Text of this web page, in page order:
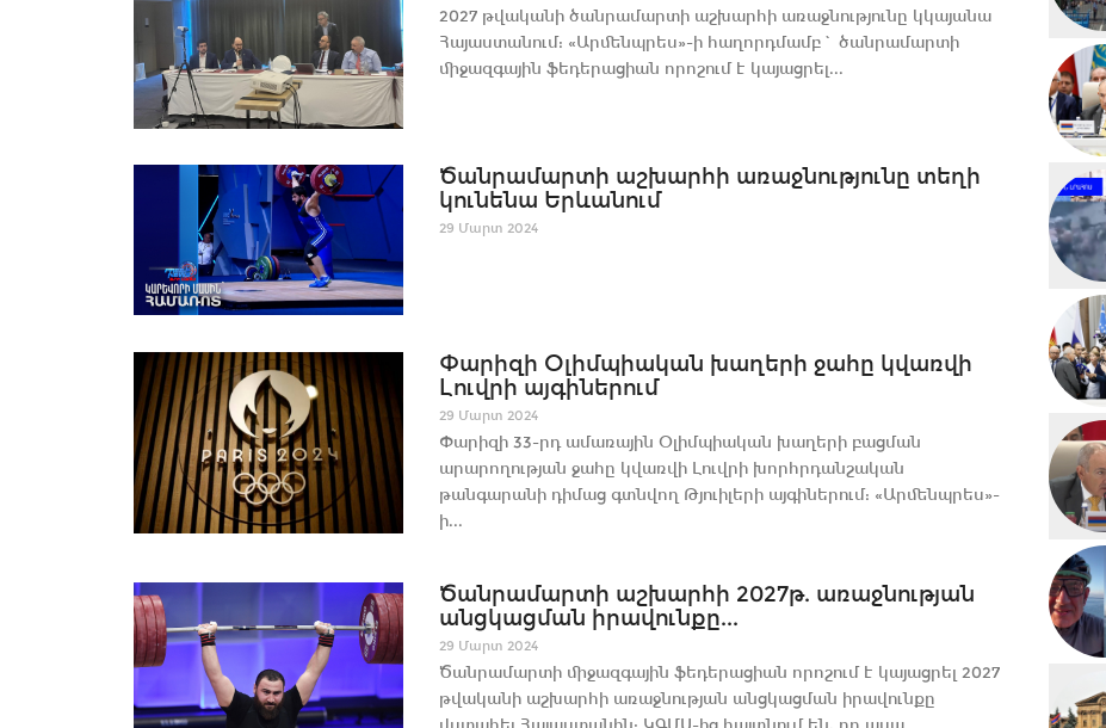
2027 թվականի ծանրամարտի աշխարհի առաջնությունը կկայանա
Հայաստանում: «Արմենպրես»-ի հաղորդմամբ` ծանրամարտի
միջազգային ֆեդերացիան որոշում է կայացրել...
Ծանրամարտի աշխարհի առաջնությունը տեղի
կունենա Երևանում
29 Մարտ 2024
Փարիզի Օլիմպիական խաղերի ջահը կվառվի
Լուվրի այգիներում
29 Մարտ 2024
Փարիզի 33-րդ ամառային Օլիմպիական խաղերի բացման
արարողության ջահը կվառվի Լուվրի խորհրդանշական
թանգարանի դիմաց գտնվող Թյուիլերի այգիներում: «Արմենպրես»-
ի...
Ծանրամարտի աշխարհի 2027թ. առաջնության
անցկացման իրավունքը...
29 Մարտ 2024
Ծանրամարտի միջազգային ֆեդերացիան որոշում է կայացրել 2027
թվականի աշխարհի առաջնության անցկացման իրավունքը